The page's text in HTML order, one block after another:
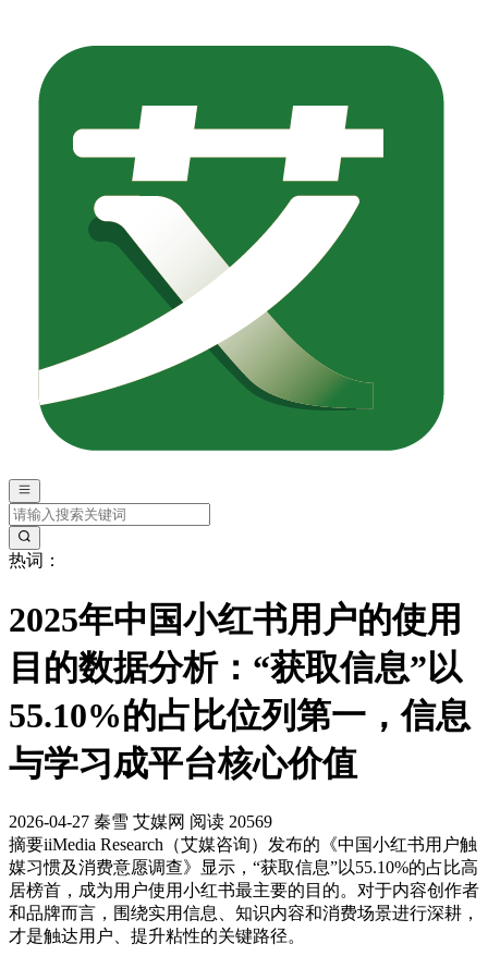
热词：
2025年中国小红书用户的使用
目的数据分析：“获取信息”以
55.10%的占比位列第一，信息
与学习成平台核心价值
2026-04-27 秦雪 艾媒网 阅读 20569
摘要iiMedia Research（艾媒咨询）发布的《中国小红书用户触
媒习惯及消费意愿调查》显示，“获取信息”以55.10%的占比高
居榜首，成为用户使用小红书最主要的目的。对于内容创作者
和品牌而言，围绕实用信息、知识内容和消费场景进行深耕，
才是触达用户、提升粘性的关键路径。